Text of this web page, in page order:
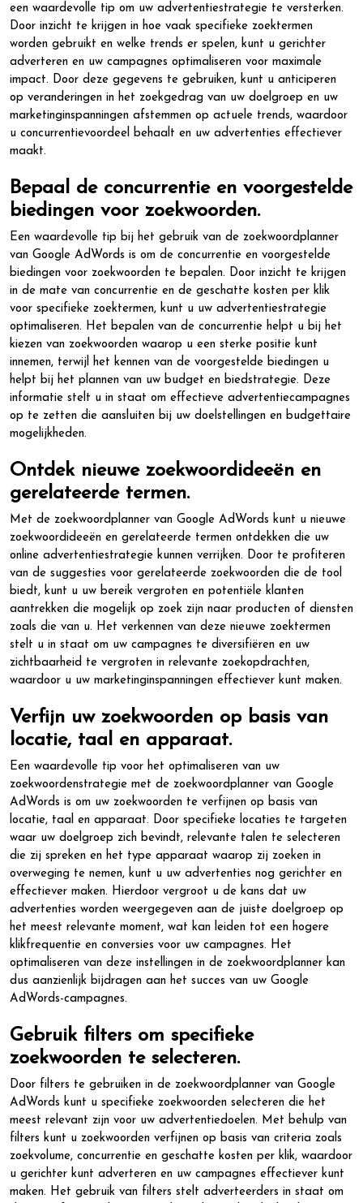
een waardevolle tip om uw advertentiestrategie te versterken.
Door inzicht te krijgen in hoe vaak specifieke zoektermen
worden gebruikt en welke trends er spelen, kunt u gerichter
adverteren en uw campagnes optimaliseren voor maximale
impact. Door deze gegevens te gebruiken, kunt u anticiperen
op veranderingen in het zoekgedrag van uw doelgroep en uw
marketinginspanningen afstemmen op actuele trends, waardoor
u concurrentievoordeel behaalt en uw advertenties effectiever
maakt.
Bepaal de concurrentie en voorgestelde
biedingen voor zoekwoorden.
Een waardevolle tip bij het gebruik van de zoekwoordplanner
van Google AdWords is om de concurrentie en voorgestelde
biedingen voor zoekwoorden te bepalen. Door inzicht te krijgen
in de mate van concurrentie en de geschatte kosten per klik
voor specifieke zoektermen, kunt u uw advertentiestrategie
optimaliseren. Het bepalen van de concurrentie helpt u bij het
kiezen van zoekwoorden waarop u een sterke positie kunt
innemen, terwijl het kennen van de voorgestelde biedingen u
helpt bij het plannen van uw budget en biedstrategie. Deze
informatie stelt u in staat om effectieve advertentiecampagnes
op te zetten die aansluiten bij uw doelstellingen en budgettaire
mogelijkheden.
Ontdek nieuwe zoekwoordideeën en
gerelateerde termen.
Met de zoekwoordplanner van Google AdWords kunt u nieuwe
zoekwoordideeën en gerelateerde termen ontdekken die uw
online advertentiestrategie kunnen verrijken. Door te profiteren
van de suggesties voor gerelateerde zoekwoorden die de tool
biedt, kunt u uw bereik vergroten en potentiële klanten
aantrekken die mogelijk op zoek zijn naar producten of diensten
zoals die van u. Het verkennen van deze nieuwe zoektermen
stelt u in staat om uw campagnes te diversifiëren en uw
zichtbaarheid te vergroten in relevante zoekopdrachten,
waardoor u uw marketinginspanningen effectiever kunt maken.
Verfijn uw zoekwoorden op basis van
locatie, taal en apparaat.
Een waardevolle tip voor het optimaliseren van uw
zoekwoordenstrategie met de zoekwoordplanner van Google
AdWords is om uw zoekwoorden te verfijnen op basis van
locatie, taal en apparaat. Door specifieke locaties te targeten
waar uw doelgroep zich bevindt, relevante talen te selecteren
die zij spreken en het type apparaat waarop zij zoeken in
overweging te nemen, kunt u uw advertenties nog gerichter en
effectiever maken. Hierdoor vergroot u de kans dat uw
advertenties worden weergegeven aan de juiste doelgroep op
het meest relevante moment, wat kan leiden tot een hogere
klikfrequentie en conversies voor uw campagnes. Het
optimaliseren van deze instellingen in de zoekwoordplanner kan
dus aanzienlijk bijdragen aan het succes van uw Google
AdWords-campagnes.
Gebruik filters om specifieke
zoekwoorden te selecteren.
Door filters te gebruiken in de zoekwoordplanner van Google
AdWords kunt u specifieke zoekwoorden selecteren die het
meest relevant zijn voor uw advertentiedoelen. Met behulp van
filters kunt u zoekwoorden verfijnen op basis van criteria zoals
zoekvolume, concurrentie en geschatte kosten per klik, waardoor
u gerichter kunt adverteren en uw campagnes effectiever kunt
maken. Het gebruik van filters stelt adverteerders in staat om